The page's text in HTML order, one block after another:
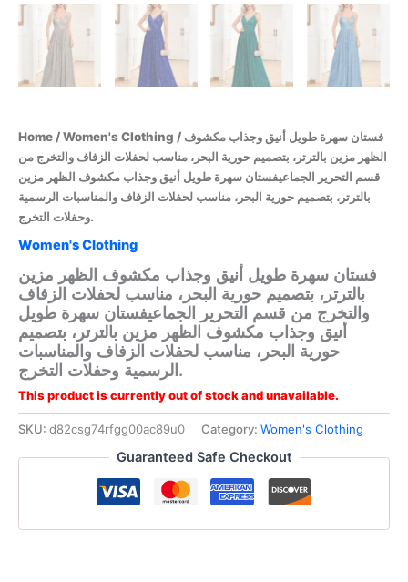
Home /Women's Clothing / فستان سهرة طويل أنيق وجذاب مكشوف
الظهر مزين بالترتر، بتصميم حورية البحر، مناسب لحفلات الزفاف والتخرج من
قسم التحرير الجماعيفستان سهرة طويل أنيق وجذاب مكشوف الظهر مزين
بالترتر، بتصميم حورية البحر، مناسب لحفلات الزفاف والمناسبات الرسمية
وحفلات التخرج.
Women's Clothing
فستان سهرة طويل أنيق وجذاب مكشوف الظهر مزين
بالترتر، بتصميم حورية البحر، مناسب لحفلات الزفاف
والتخرج من قسم التحرير الجماعيفستان سهرة طويل
أنيق وجذاب مكشوف الظهر مزين بالترتر، بتصميم
حورية البحر، مناسب لحفلات الزفاف والمناسبات
الرسمية وحفلات التخرج.
This product is currently out of stock and unavailable.
SKU: d82csg74rfgg00ac89u0 Category: Women's Clothing
Guaranteed Safe Checkout